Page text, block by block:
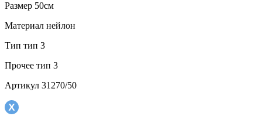
Размер 50см
Материал нейлон
Тип тип 3
Прочее тип 3
Артикул 31270/50